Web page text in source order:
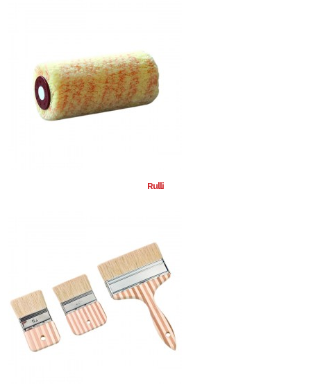
Rulli